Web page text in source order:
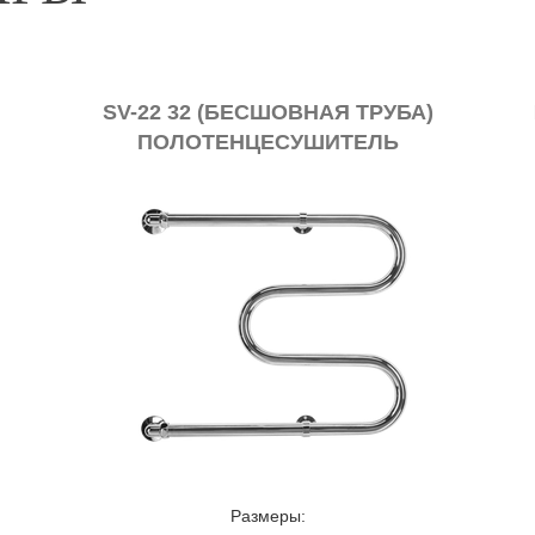
SV-210 (ЧЕРНЫЙ)
ПОЛОТЕНЦЕСУШИТЕЛЬ
Размеры: